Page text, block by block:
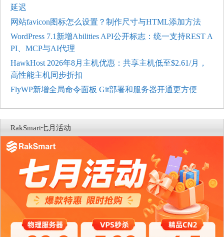
延迟
网站favicon图标怎么设置？制作尺寸与HTML添加方法
WordPress 7.1新增Abilities API公开标志：统一支持REST A
PI、MCP与AI代理
HawkHost 2026年8月主机优惠：共享主机低至$2.61/月，
高性能主机同步折扣
FlyWP新增全局命令面板 Git部署和服务器开通更方便
RakSmart七月活动